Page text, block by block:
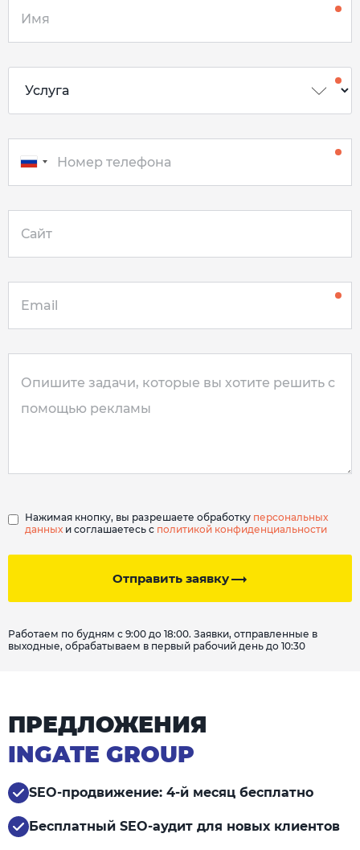
Отправить заявку
Нажимая кнопку, вы разрешаете обработку персональных
данных и соглашаетесь с политикой конфиденциальности
Работаем по будням с 9:00 до 18:00. Заявки, отправленные в
выходные, обрабатываем в первый рабочий день до 10:30
ПРЕДЛОЖЕНИЯ
INGATE GROUP
SEO-продвижение: 4-й месяц бесплатно
Бесплатный SEO-аудит для новых клиентов